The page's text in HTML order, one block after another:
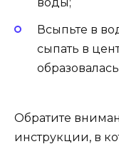
Всыпьте в
сыпать в
Обратите
инструкции, в